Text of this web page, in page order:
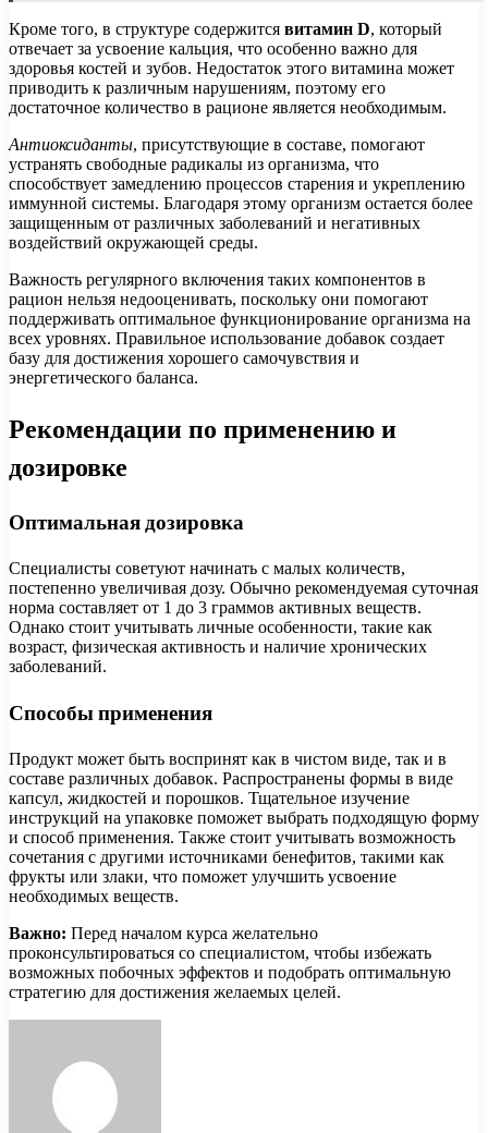
Кроме того, в структуре содержится витамин D, который
отвечает за усвоение кальция, что особенно важно для
здоровья костей и зубов. Недостаток этого витамина может
приводить к различным нарушениям, поэтому его
достаточное количество в рационе является необходимым.
Антиоксиданты, присутствующие в составе, помогают
устранять свободные радикалы из организма, что
способствует замедлению процессов старения и укреплению
иммунной системы. Благодаря этому организм остается более
защищенным от различных заболеваний и негативных
воздействий окружающей среды.
Важность регулярного включения таких компонентов в
рацион нельзя недооценивать, поскольку они помогают
поддерживать оптимальное функционирование организма на
всех уровнях. Правильное использование добавок создает
базу для достижения хорошего самочувствия и
энергетического баланса.
Рекомендации по применению и
дозировке
Оптимальная дозировка
Специалисты советуют начинать с малых количеств,
постепенно увеличивая дозу. Обычно рекомендуемая суточная
норма составляет от 1 до 3 граммов активных веществ.
Однако стоит учитывать личные особенности, такие как
возраст, физическая активность и наличие хронических
заболеваний.
Способы применения
Продукт может быть воспринят как в чистом виде, так и в
составе различных добавок. Распространены формы в виде
капсул, жидкостей и порошков. Тщательное изучение
инструкций на упаковке поможет выбрать подходящую форму
и способ применения. Также стоит учитывать возможность
сочетания с другими источниками бенефитов, такими как
фрукты или злаки, что поможет улучшить усвоение
необходимых веществ.
Важно: Перед началом курса желательно
проконсультироваться со специалистом, чтобы избежать
возможных побочных эффектов и подобрать оптимальную
стратегию для достижения желаемых целей.